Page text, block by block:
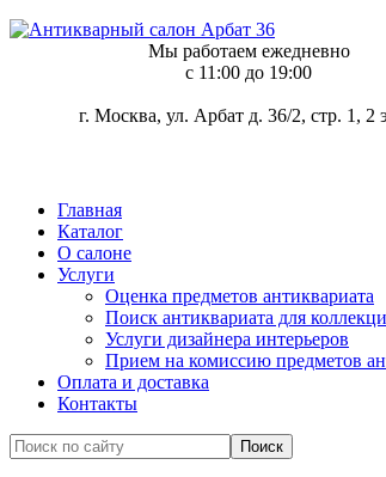
Мы работаем ежедневно
c 11:00 до 19:00
г. Москва, ул. Арбат д. 36/2, стр. 1, 2
Главная
Каталог
О салоне
Услуги
Оценка предметов антиквариата
Поиск антиквариата для
Услуги дизайнера интерьеров
Прием на комиссию предметов
Оплата и доставка
Контакты